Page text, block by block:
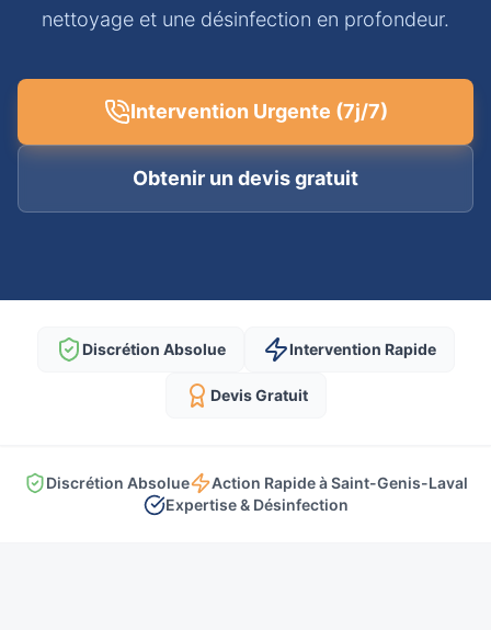
nettoyage et une désinfection en profondeur.
Intervention Urgente (7j/7)
Obtenir un devis gratuit
Discrétion Absolue Intervention Rapide
Devis Gratuit
Discrétion Absolue
Action Rapide à Saint-Genis-Laval
Expertise & Désinfection